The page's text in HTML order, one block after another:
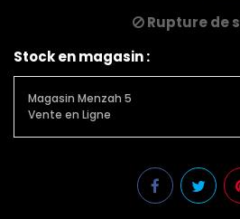
Rupture de
Stock en magasin :
Magasin Menzah 5
Vente en Ligne